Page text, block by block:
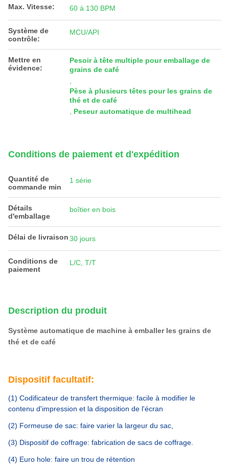
Max. Vitesse: 60 à 130 BPM
Système de
contrôle:
MCU/API
Mettre en
évidence:
Pesoir à tête multiple pour emballage de
grains de café
Pèse à plusieurs têtes pour les grains de
thé et de café
Peseur automatique de multihead
Conditions de paiement et d'expédition
Quantité de
commande min
1 série
Détails
d'emballage
boîtier en bois
Délai de livraison30 jours
Conditions de
paiement
L/C, T/T
Description du produit
Système automatique de machine à emballer les grains de
thé et de café
Dispositif facultatif:
(1) Codificateur de transfert thermique: facile à modifier le
contenu d'impression et la disposition de l'écran
(2) Formeuse de sac: faire varier la largeur du sac,
(3) Dispositif de coffrage: fabrication de sacs de coffrage.
(4) Euro hole: faire un trou de rétention